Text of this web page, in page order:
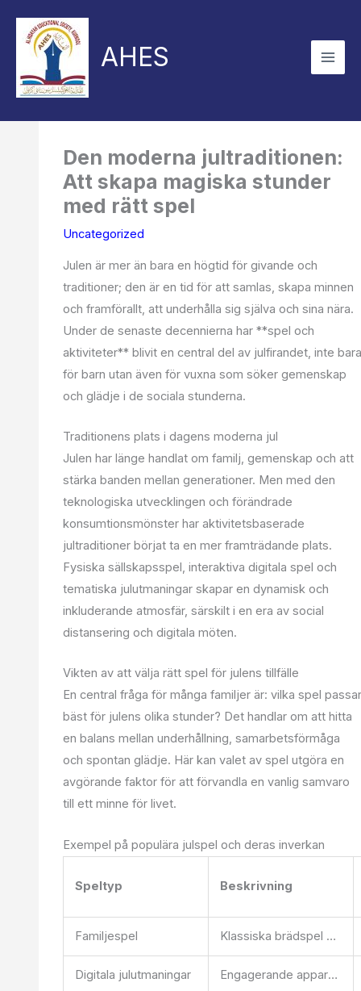
content
AHES
Den moderna jultraditionen:
Att skapa magiska stunder
med rätt spel
Uncategorized
Julen är mer än bara en högtid för givande och
traditioner; den är en tid för att samlas, skapa minnen
och framförallt, att underhålla sig själva och sina nära.
Under de senaste decennierna har **spel och
aktiviteter** blivit en central del av julfirandet, inte bara
för barn utan även för vuxna som söker gemenskap
och glädje i de sociala stunderna.
Traditionens plats i dagens moderna jul
Julen har länge handlat om familj, gemenskap och att
stärka banden mellan generationer. Men med den
teknologiska utvecklingen och förändrade
konsumtionsmönster har aktivitetsbaserade
jultraditioner börjat ta en mer framträdande plats.
Fysiska sällskapsspel, interaktiva digitala spel och
tematiska julutmaningar skapar en dynamisk och
inkluderande atmosfär, särskilt i en era av social
distansering och digitala möten.
Vikten av att välja rätt spel för julens tillfälle
En central fråga för många familjer är: vilka spel passar
bäst för julens olika stunder? Det handlar om att hitta
en balans mellan underhållning, samarbetsförmåga
och spontan glädje. Här kan valet av spel utgöra en
avgörande faktor för att förvandla en vanlig samvaro
till ett minne för livet.
Exempel på populära julspel och deras inverkan
Speltyp Beskrivning
Familjespel Klassiska brädspel som
Digitala julutmaningar Engagerande appar och online-aktiviteter relaterade till julen